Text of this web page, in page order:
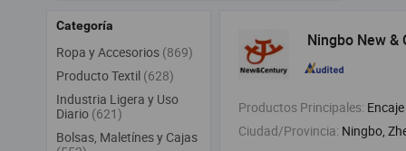
Ningbo New &
Productos Principales: Encaje , Cinta , Cinta de Raso
Ciudad/Provincia: Ningbo,
Categoría
Ropa y Accesorios (869)
Producto Textil (628)
Industria Ligera y Uso
Diario (621)
Bolsas, Maletínes y Cajas